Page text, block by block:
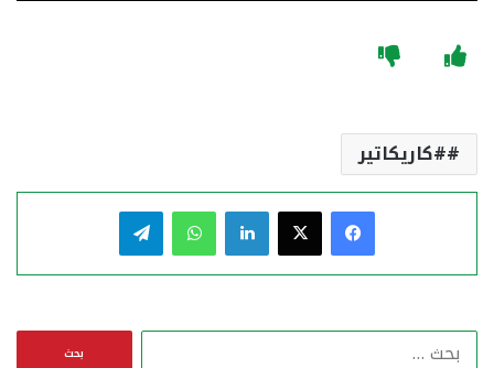
#كاريكاتير
فيسبوك لينكدإن واتساب